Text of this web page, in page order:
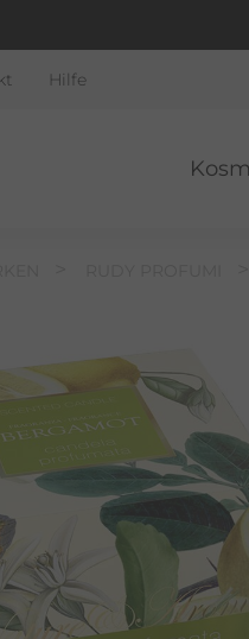
Hilfe